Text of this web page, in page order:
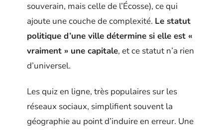
souverain, mais celle de l’Écosse), ce qui
ajoute une couche de complexité. Le statut
politique d’une ville détermine si elle est «
vraiment » une capitale, et ce statut n’a rien
d’universel.
Les quiz en ligne, très populaires sur les
réseaux sociaux, simplifient souvent la
géographie au point d’induire en erreur. Une